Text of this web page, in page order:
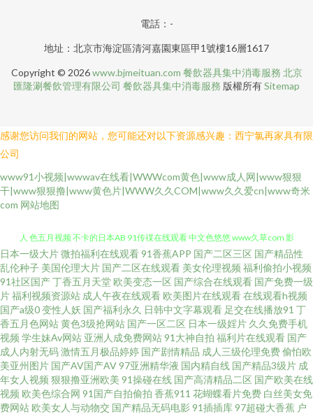
電話：-
地址：北京市海淀區清河嘉園東區甲1號樓16層1617
Copyright © 2026www.bjmeituan.com 餐飲器具集中消毒服務 北京
匯隆涮餐飲管理有限公司 餐飲器具集中消毒服務 版權所有Sitemap
感谢您访问我们的网站，您可能还对以下资源感兴趣：西宁氯再家具有限
公司
www91小视频|wwwav在线看|WWWcom黄色|www成人网|www狠狠
干|www狠狠撸|www黄色片|WWW久久COM|www久久爱cn|www奇米
com 网站地图
a片石榴视频 AV72发布页 在线青青久草 97日韩专区 另类排泄av 国产欧美成
人 色五月视频 不卡的日本AB 91传禖在线观看 中文色悠悠 www久草com 影
音先锋99爱 国产精品成人一区 丝袜护士足交 午夜电影激情18 91视频最新入
口 亚洲精品一区久久一品av www..91AV aV另类 日本不卡不卡在线 韩剧伦理
片91社区 91大神合集在线 a级无毛在线看 亚洲成人中文 91porn视频网 97久
日本一级大片微拍福利在线观看91香蕉APP 国产二区三区 国产精品性
乱伦种子 美国伦理大片 国产二区在线观看 美女伦理视频 福利偷拍小视频
91社区国产丁香五月天堂 欧美变态一区 国产综合在线观看 国产免费一级
片福利视频资源站 成人午夜在线观看 欧美图片在线观看在线观看h视频
国产a级0变性人妖 国产福利永久 日韩中文字幕观看 足交在线播放91 丁
香五月色网站黄色3级抢网站 国产一区二区 日本一级婬片 久久免费手机
视频 学生妹Av网站 亚洲人成免费网站91大神自拍 福利片在线观看 国产
成人内射无码激情五月极品婷婷 国产剧情精品 成人三级伦理免费偷怕欧
美亚州图片 国产AV国产AV97亚洲精华液 国内精自线 国产精品3级片 成
年女人视频 狠狠撸亚洲欧美 91操碰在线 国产高清精品二区 国产欧美在线
视频 欧美色综合网 91国产自拍偷拍 香蕉911 花蝴蝶看片免费 白丝美女免
费网站 欧美女人与动物交 国产精品无码电影 91插插库97超碰大香蕉 户